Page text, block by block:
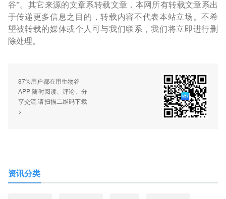
谷”。其它来源的文章系转载文章，本网所有转载文章系出
于传递更多信息之目的，转载内容不代表本站立场。不希
望被转载的媒体或个人可与我们联系，我们将立即进行删
除处理。
87%用户都在用生物谷
APP 随时阅读、评论、分
享交流 请扫描二维码下载-
>
资讯分类